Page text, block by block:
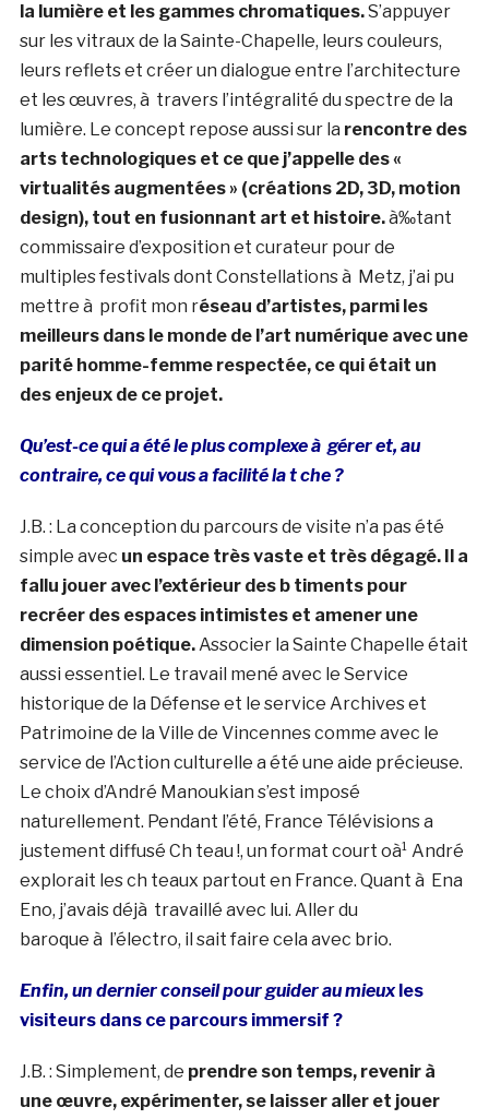
la lumière et les gammes chromatiques.S’appuyer
sur les vitraux de la Sainte-Chapelle, leurs couleurs,
leurs reflets et créer un dialogue entre l’architecture
et les œuvres, à travers l’intégralité du spectre de la
lumière. Le concept repose aussi sur la rencontre des
arts technologiques et ce que j’appelle des «
virtualités augmentées » (créations 2D, 3D, motion
design), tout en fusionnant art et histoire.à‰tant
commissaire d’exposition et curateur pour de
multiples festivals dont Constellations à Metz, j’ai pu
mettre à profit mon réseau d’artistes, parmi les
meilleurs dans le monde de l’art numérique avec une
parité homme-femme respectée, ce qui était un
des enjeux de ce projet.
Qu’est-ce qui a été le plus complexe à gérer et, au
contraire, ce qui vous a facilité la t che ?
J.B. : La conception du parcours de visite n’a pas été
simple avec un espace très vaste et très dégagé. Il a
fallu jouer avec l’extérieur des b timents pour
recréer des espaces intimistes et amener une
dimension poétique.Associer la Sainte Chapelle était
aussi essentiel. Le travail mené avec le Service
historique de la Défense et le service Archives et
Patrimoine de la Ville de Vincennes comme avec le
service de l’Action culturelle a été une aide précieuse.
Le choix d’André Manoukian s’est imposé
naturellement. Pendant l’été, France Télévisions a
justement diffusé Ch teau !, un format court oà¹ André
explorait les ch teaux partout en France. Quant à Ena
Eno, j’avais déjà travaillé avec lui. Aller du
baroque à l’électro, il sait faire cela avec brio.
Enfin, un dernier conseil pour guider au mieuxles
visiteurs dans ce parcours immersif ?
J.B. : Simplement, de prendre son temps, revenir à
une œuvre, expérimenter, se laisser aller et jouer